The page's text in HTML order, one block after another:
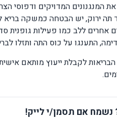
המדויקים ודפוסי
תה ירוק, יש הבטחה כמשקה בריא
ללב כמו פעילות גופנית
התענגו על כוס התה ותזלו
לקבלת ייעוץ מותאם אישית
אם תסמן/י לייק!